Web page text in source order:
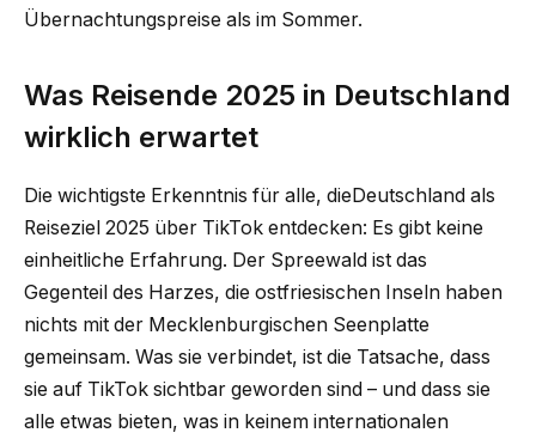
Übernachtungspreise als im Sommer.
Was Reisende 2025 in Deutschland
wirklich erwartet
Die wichtigste Erkenntnis für alle, dieDeutschland als
Reiseziel 2025 über TikTok entdecken: Es gibt keine
einheitliche Erfahrung. Der Spreewald ist das
Gegenteil des Harzes, die ostfriesischen Inseln haben
nichts mit der Mecklenburgischen Seenplatte
gemeinsam. Was sie verbindet, ist die Tatsache, dass
sie auf TikTok sichtbar geworden sind – und dass sie
alle etwas bieten, was in keinem internationalen